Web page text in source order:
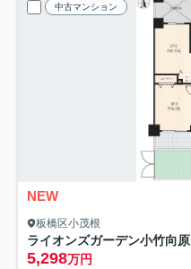
中古マンション
NEW
板橋区小茂根
ライオンズガーデン小竹向原
5,298万円